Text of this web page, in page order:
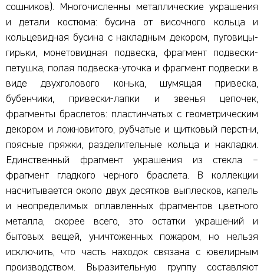
сошников). Многочисленны металлические украшения
и детали костюма: бусина от височного кольца и
кольцевидная бусина с накладным декором, пуговицы-
гирьки, монетовидная подвеска, фрагмент подвески-
петушка, полая подвеска-уточка и фрагмент подвески в
виде двухголового конька, шумящая привеска,
бубенчики, привески-лапки и звенья цепочек,
фрагменты браслетов: пластинчатых с геометрическим
декором и ложновитого, рубчатые и щитковый перстни,
поясные пряжки, разделительные кольца и накладки.
Единственный фрагмент украшения из стекла –
фрагмент гладкого черного браслета. В коллекции
насчитывается около двух десятков выплесков, капель
и неопределимых оплавленных фрагментов цветного
металла, скорее всего, это остатки украшений и
бытовых вещей, уничтоженных пожаром, но нельзя
исключить, что часть находок связана с ювелирным
производством. Выразительную группу составляют